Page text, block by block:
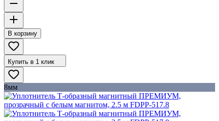
В корзину
Купить в 1 клик
8мм